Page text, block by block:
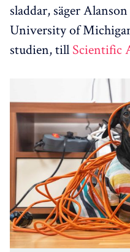
sladdar, säger
University of
studien, till Scientific